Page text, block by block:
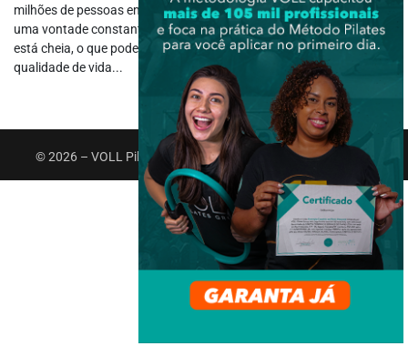
milhões de pessoas em todo o mundo? Esta condição pode causar
uma vontade constante de urinar, mesmo quando a bexiga não
está cheia, o que pode levar à incontinência urinária e prejudicar a
qualidade de vida...
© 2026 – VOLL Pilates Group. Todos os direitos reservados.